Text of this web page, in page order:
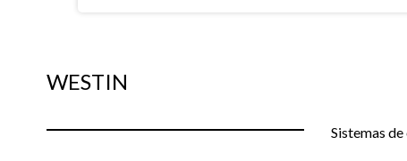
WESTIN
Sistemas